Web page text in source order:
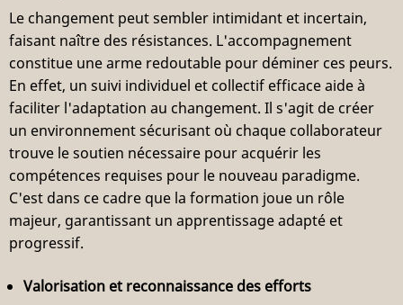
Le changement peut sembler intimidant et incertain,
faisant naître des résistances. L'accompagnement
constitue une arme redoutable pour déminer ces peurs.
En effet, un suivi individuel et collectif efficace aide à
faciliter l'adaptation au changement. Il s'agit de créer
un environnement sécurisant où chaque collaborateur
trouve le soutien nécessaire pour acquérir les
compétences requises pour le nouveau paradigme.
C'est dans ce cadre que la formation joue un rôle
majeur, garantissant un apprentissage adapté et
progressif.
Valorisation et reconnaissance des efforts